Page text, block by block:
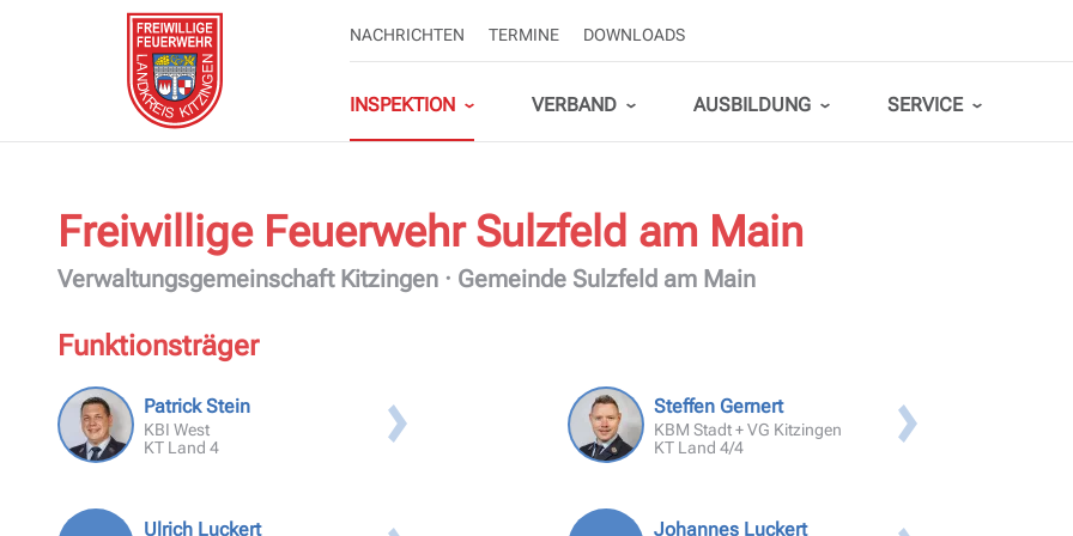
NAVIGATION
NACHRICHTEN TERMINE DOWNLOADS
Navigation
INSPEKTION
Organigramm
Kreisbrandinspektion KT
Landkreis
Kitzingen
Landkreis Kitzingen
VERBAND
KFV Kitzingen
AUSBILDUNG
Landkreis-Lehrgang
Landkreis Kitzingen
Ausbildungskatalog KT
Landkreis Kitzingen
Modulare Truppausbildung - MTA
Atemschutzausbildung
Motorsägenausbildung
Feuerwehrführerschein
Sprechfunker
SERVICE
Kontakt
Personen-Erfassung
Downloads
Ehrungen beantragen
Freiwillige Feuerwehr Sulzfeld am Main
Verwaltungsgemeinschaft Kitzingen · Gemeinde Sulzfeld am Main
Funktionsträger
Patrick Stein
KBI West
KT Land 4
Steffen Gernert
KBM Stadt + VG Kitzingen
KT Land 4/4
Ulrich Luckert Johannes Luckert